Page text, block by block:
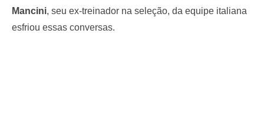
Mancini, seu ex-treinador na seleção, da equipe italiana
esfriou essas conversas.